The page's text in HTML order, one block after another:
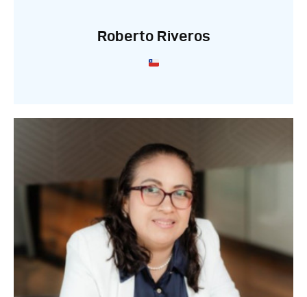
Roberto Riveros